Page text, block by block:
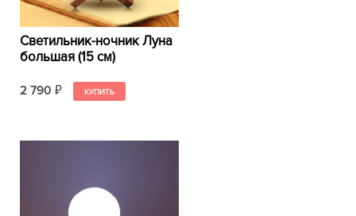
Светильник-ночник Луна
большая (15 см)
2 790 ₽